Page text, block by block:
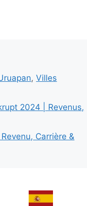
,Villes
2024 | Revenus,
Carrière &